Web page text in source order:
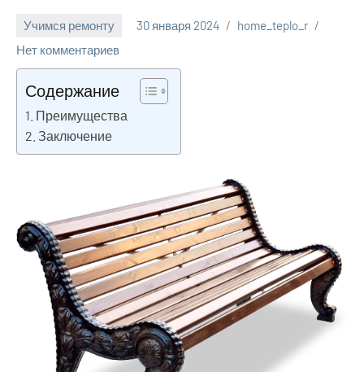
Учимся ремонту 30 января 2024
home_teplo_r
Нет комментариев
Содержание
Преимущества
Заключение